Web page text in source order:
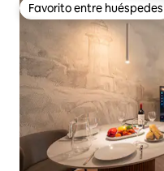
Favorito entre huéspedes
Favorito entre huéspedes